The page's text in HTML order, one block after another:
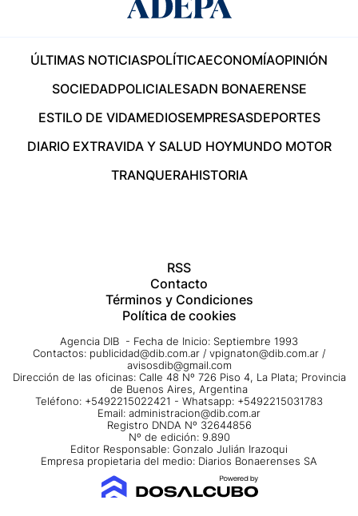
ÚLTIMAS NOTICIASPOLÍTICAECONOMÍAOPINIÓN
SOCIEDADPOLICIALESADN BONAERENSE
ESTILO DE VIDAMEDIOSEMPRESASDEPORTES
DIARIO EXTRAVIDA Y SALUD HOYMUNDO MOTOR
TRANQUERAHISTORIA
RSS
Contacto
Términos y Condiciones
Política de cookies
Agencia DIB - Fecha de Inicio: Septiembre 1993
Contactos: publicidad@dib.com.ar / vpignaton@dib.com.ar /
avisosdib@gmail.com
Dirección de las oficinas: Calle 48 Nº 726 Piso 4, La Plata; Provincia
de Buenos Aires, Argentina
Teléfono: +5492215022421 - Whatsapp: +5492215031783
Email: administracion@dib.com.ar
Registro DNDA Nº 32644856
Nº de edición: 9.890
Editor Responsable: Gonzalo Julián Irazoqui
Empresa propietaria del medio: Diarios Bonaerenses SA